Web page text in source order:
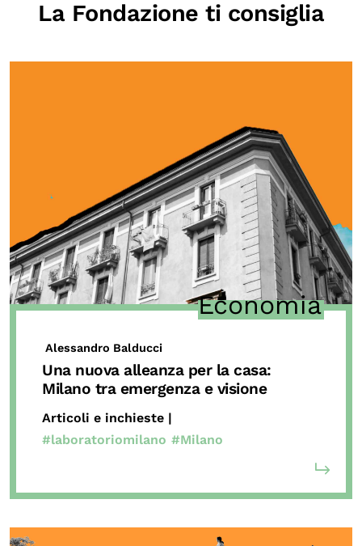
La Fondazione ti consiglia
Economia
Alessandro Balducci
Una nuova alleanza per la casa:
Milano tra emergenza e visione
Articoli e inchieste |
#laboratoriomilano #Milano